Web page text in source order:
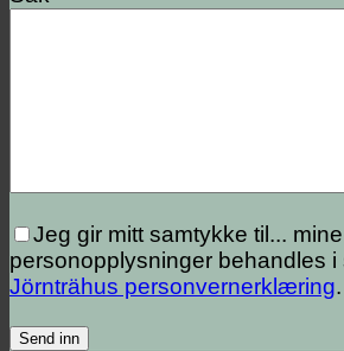
Jeg gir mitt samtykke til... mine
personopplysninger behandles i
Jörnträhus personvernerklæring.